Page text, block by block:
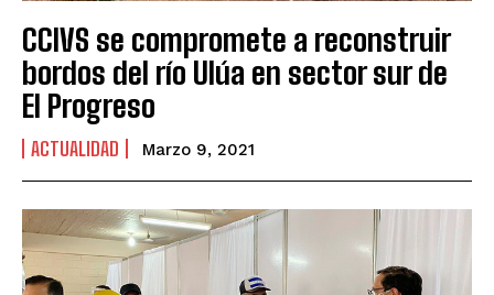
CCIVS se compromete a reconstruir
bordos del río Ulúa en sector sur de
El Progreso
ACTUALIDAD Marzo 9, 2021